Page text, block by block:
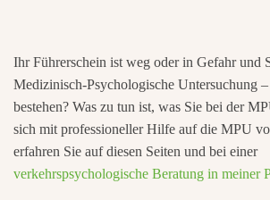
Ihr Führerschein ist weg oder in Gefahr und
Medizinisch-Psychologische Untersuchung
bestehen? Was zu tun ist, was Sie bei der
sich mit professioneller Hilfe auf die MPU
erfahren Sie auf diesen Seiten und bei einer
verkehrspsychologische Beratung in meiner